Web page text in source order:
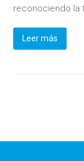
reconociendo la
Leer más